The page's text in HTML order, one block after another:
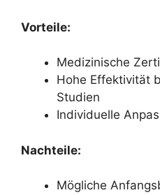
Vorteile:
Medizinische
Hohe Effektivität
Studien
Individuelle
Nachteile:
Mögliche